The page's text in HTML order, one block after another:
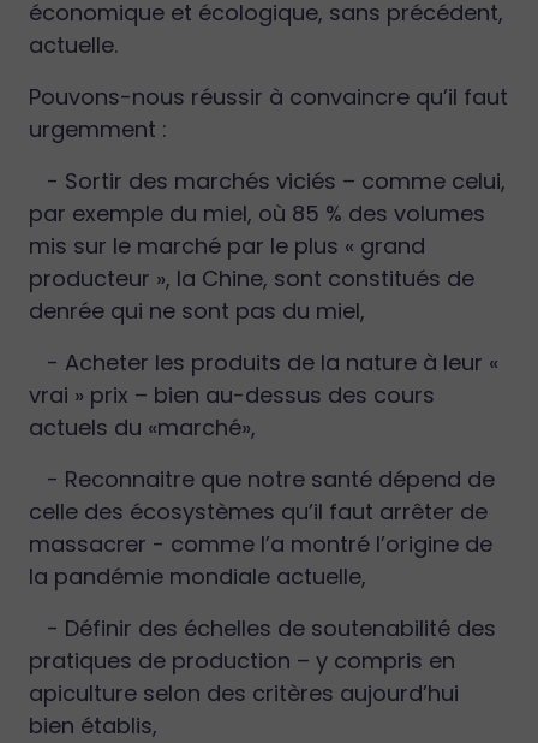
économique et écologique, sans précédent,
actuelle.
Pouvons-nous réussir à convaincre qu’il faut
urgemment :
- Sortir des marchés viciés – comme celui,
par exemple du miel, où 85 % des volumes
mis sur le marché par le plus « grand
producteur », la Chine, sont constitués de
denrée qui ne sont pas du miel,
- Acheter les produits de la nature à leur «
vrai » prix – bien au-dessus des cours
actuels du «marché»,
- Reconnaitre que notre santé dépend de
celle des écosystèmes qu’il faut arrêter de
massacrer - comme l’a montré l’origine de
la pandémie mondiale actuelle,
- Définir des échelles de soutenabilité des
pratiques de production – y compris en
apiculture selon des critères aujourd’hui
bien établis,